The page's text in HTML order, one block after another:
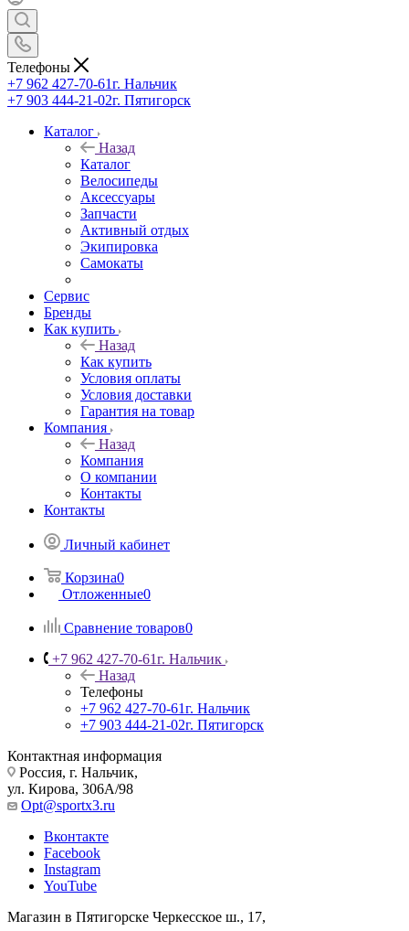
Телефоны
+7 962 427-70-61г. Нальчик
+7 903 444-21-02г. Пятигорск
Каталог
Назад
Каталог
Велосипеды
Аксессуары
Запчасти
Активный отдых
Экипировка
Самокаты
Сервис
Бренды
Как купить
Назад
Как купить
Условия оплаты
Условия доставки
Гарантия на товар
Компания
Назад
Компания
О компании
Контакты
Контакты
Личный кабинет
Корзина0
Отложенные0
Сравнение товаров0
+7 962 427-70-61г. Нальчик
Назад
Телефоны
+7 962 427-70-61г. Нальчик
+7 903 444-21-02г. Пятигорск
Контактная информация
Россия, г. Нальчик,
ул. Кирова, 306А/98
Opt@sportx3.ru
Вконтакте
Facebook
Instagram
YouTube
Магазин в Пятигорске Черкесское ш., 17,